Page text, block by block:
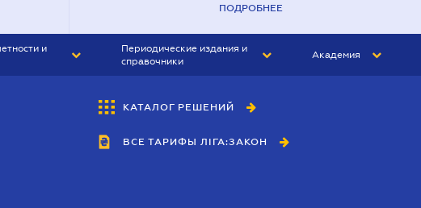
ПОДРОБНЕЕ
и
Периодические издания и
справочники
БУХГАЛТЕР&ЗАКОН
ВЕСТНИК МСФО
Академия
КАТАЛОГ РЕШЕНИЙ
ВСЕ ТАРИФЫ ЛІГА:ЗАКОН